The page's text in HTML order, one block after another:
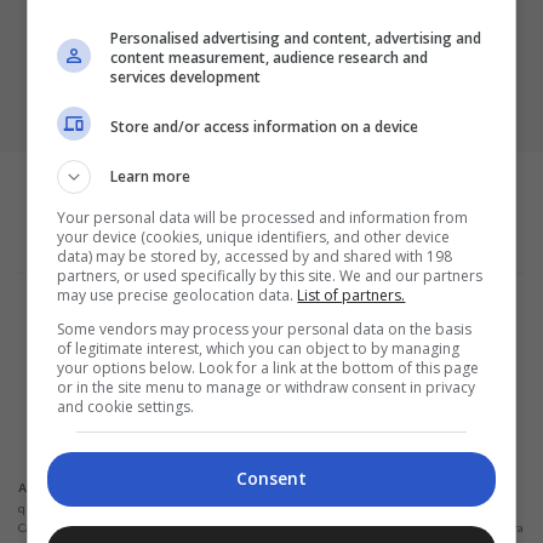
Termos e Condições
Configurações de privacidade e cookies
Sobre a empresa
ALPHAZEN TECHNOLOGIES LIMITED
Email: networknewsinc@gmail.com
Atenção:
Não solicitamos em nenhuma situação quantias em dinheiro para liberação de
qualquer tipo de produto financeiro, seja cartão de crédito, financiamento ou empréstimo.
Caso isto aconteça nos avise pelo formulário imediatamente. Observações: Trabalhamos para
Personalised advertising and content, advertising and
content measurement, audience research and
services development
Store and/or access information on a device
Learn more
Your personal data will be processed and information from
your device (cookies, unique identifiers, and other device
data) may be stored by, accessed by and shared with 198
partners, or used specifically by this site. We and our partners
may use precise geolocation data. List of partners.
Some vendors may process your personal data on the basis
of legitimate interest, which you can object to by managing
your options below. Look for a link at the bottom of this page
or in the site menu to manage or withdraw consent in privacy
and cookie settings.
Consent